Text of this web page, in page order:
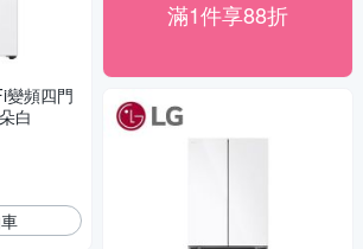
變頻四門
白
滿1件享88折